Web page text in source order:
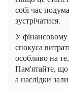
собі час
зустрічатися.
У фінансовому
спокуса
особливо на
Пам'ятайте,
а наслідки